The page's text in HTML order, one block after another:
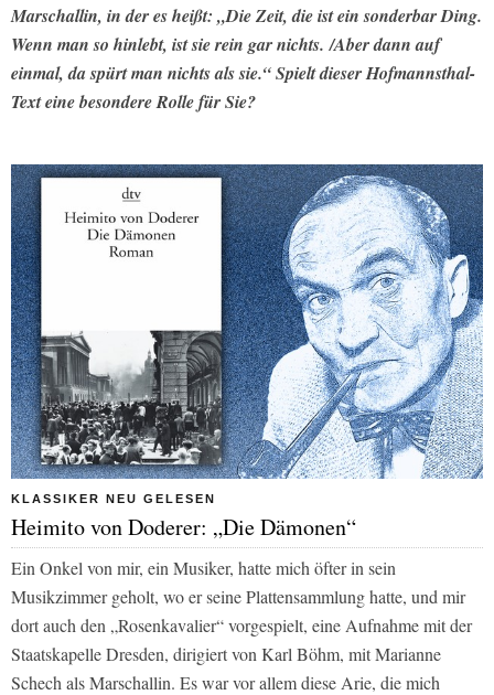
Marschallin, in der es heißt: „Die Zeit, die ist ein sonderbar Ding.
Wenn man so hinlebt, ist sie rein gar nichts. /Aber dann auf
einmal, da spürt man nichts als sie.“ Spielt dieser Hofmannsthal-
Text eine besondere Rolle für Sie?
KLASSIKER NEU GELESEN
Heimito von Doderer: „Die Dämonen“
Ein Onkel von mir, ein Musiker, hatte mich öfter in sein
Musikzimmer geholt, wo er seine Plattensammlung hatte, und mir
dort auch den „Rosenkavalier“ vorgespielt, eine Aufnahme mit der
Staatskapelle Dresden, dirigiert von Karl Böhm, mit Marianne
Schech als Marschallin. Es war vor allem diese Arie, die mich